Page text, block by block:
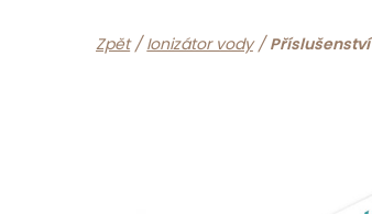
Zpět / Ionizátor vody / Příslušenství